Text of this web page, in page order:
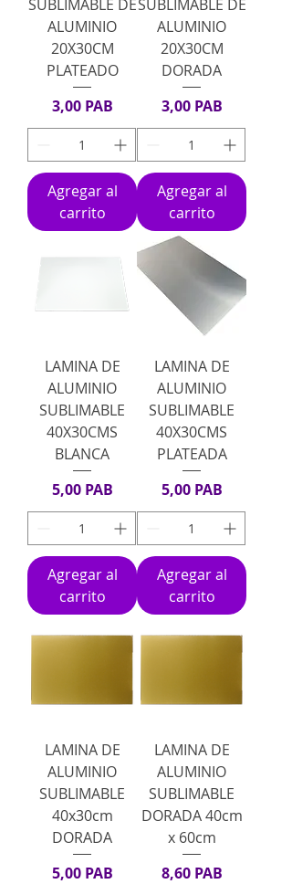
SUBLIMABLE DE
ALUMINIO
20X30CM
PLATEADO
Precio
3,00 PAB
Agregar al
carrito
SUBLIMABLE DE
ALUMINIO
20X30CM
DORADA
Precio
3,00 PAB
Agregar al
carrito
LAMINA DE
ALUMINIO
SUBLIMABLE
40X30CMS
BLANCA
Precio
5,00 PAB
Agregar al
carrito
LAMINA DE
ALUMINIO
SUBLIMABLE
40X30CMS
PLATEADA
Precio
5,00 PAB
Agregar al
carrito
LAMINA DE
ALUMINIO
SUBLIMABLE
40x30cm
DORADA
Precio
5,00 PAB
LAMINA DE
ALUMINIO
SUBLIMABLE
DORADA 40cm
x 60cm
Precio
8,60 PAB